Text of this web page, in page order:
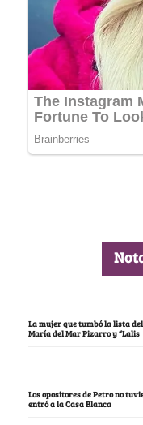
La mujer que tumbó la lista
María del Mar Pizarro y “Lalis
Los opositores de Petro no
entró a la Casa Blanca